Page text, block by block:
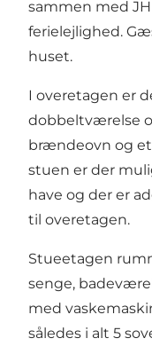
sammen med
ferielejlighed.
huset.
I overetagen er
dobbeltværelse
brændeovn og
stuen er der
have og der er
til overetagen.
Stueetagen
senge,
med
således i alt 5